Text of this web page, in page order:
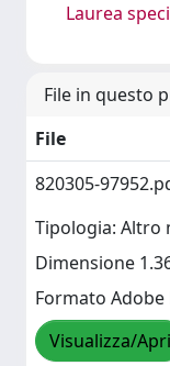
Laurea
File in questo
File
820305-
Tipologia: Altro
Dimensione
Formato Adobe
Visualizza/Apri